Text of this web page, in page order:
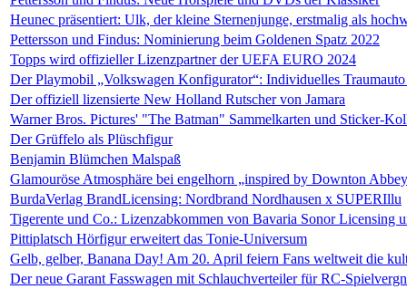
Heunec präsentiert: Ulk, der kleine Sternenjunge, erstmalig als
Pettersson und Findus: Nominierung beim Goldenen Spatz 2022
Topps wird offizieller Lizenzpartner der UEFA EURO 2024
Der Playmobil „Volkswagen Konfigurator“: Individuelles Traumauto
Der offiziell lizensierte New Holland Rutscher von Jamara
Warner Bros. Pictures' "The Batman" Sammelkarten und Sticker-
Der Grüffelo als Plüschfigur
Benjamin Blümchen Malspaß
Glamouröse Atmosphäre bei engelhorn „inspired by Downton
BurdaVerlag BrandLicensing: Nordbrand Nordhausen x SUPERIllu
Tigerente und Co.: Lizenzabkommen von Bavaria Sonor Licensing
Pittiplatsch Hörfigur erweitert das Tonie-Universum
Gelb, gelber, Banana Day! Am 20. April feiern Fans weltweit die
Der neue Garant Fasswagen mit Schlauchverteiler für RC-